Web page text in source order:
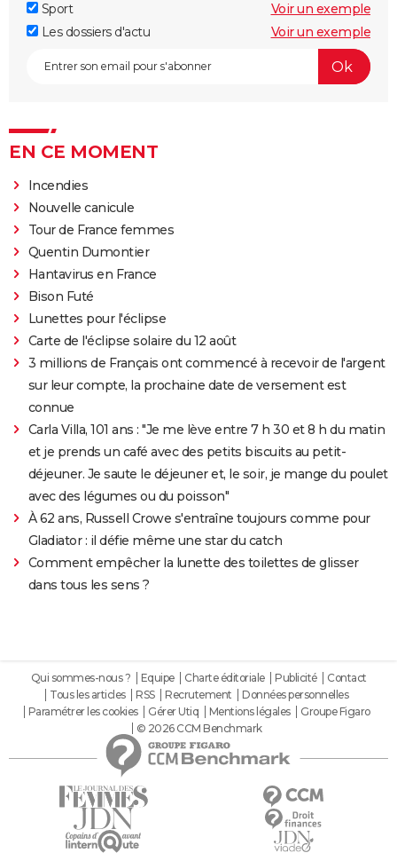
Sport
Voir un exemple
Les dossiers d'actu
Voir un exemple
EN CE MOMENT
Incendies
Nouvelle canicule
Tour de France femmes
Quentin Dumontier
Hantavirus en France
Bison Futé
Lunettes pour l'éclipse
Carte de l'éclipse solaire du 12 août
3 millions de Français ont commencé à recevoir de l'argent
sur leur compte, la prochaine date de versement est
connue
Carla Villa, 101 ans : "Je me lève entre 7 h 30 et 8 h du matin
et je prends un café avec des petits biscuits au petit-
déjeuner. Je saute le déjeuner et, le soir, je mange du poulet
avec des légumes ou du poisson"
À 62 ans, Russell Crowe s'entraîne toujours comme pour
Gladiator : il défie même une star du catch
Comment empêcher la lunette des toilettes de glisser
dans tous les sens ?
Qui sommes-nous ? Equipe Charte éditoriale Publicité
Contact
Tous les articles
RSS Recrutement
Données personnelles
Paramétrer les cookies
Gérer Utiq Mentions légales
Groupe Figaro
© 2026 CCM Benchmark